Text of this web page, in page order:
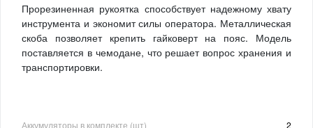
Прорезиненная рукоятка способствует надежному хвату
инструмента и экономит силы оператора. Металлическая
скоба позволяет крепить гайковерт на пояс. Модель
поставляется в чемодане, что решает вопрос хранения и
транспортировки.
Аккумуляторы в комплекте (шт)
2